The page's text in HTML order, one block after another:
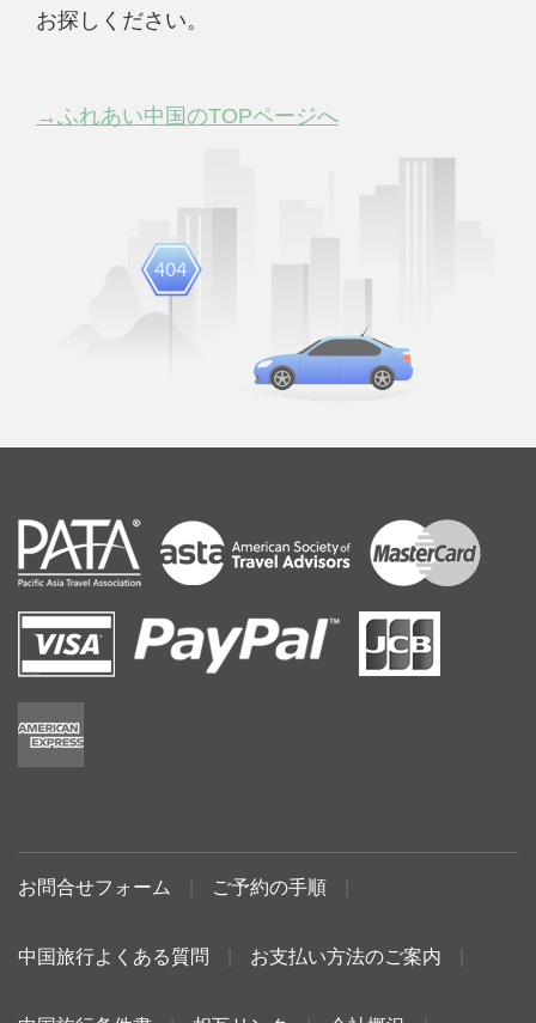
お探しください。
→ふれあい中国のTOPページへ
お問合せフォーム ご予約の手順
中国旅行よくある質問 お支払い方法のご案内